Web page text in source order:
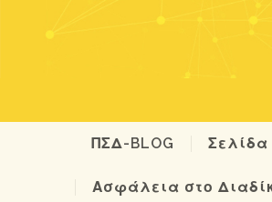
ΠΣΔ-BLOG
Ασφάλεια στο